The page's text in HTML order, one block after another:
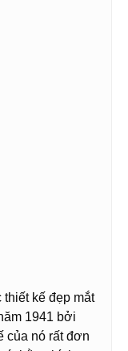
kế đẹp mắt
1941 bởi
của nó rất đơn